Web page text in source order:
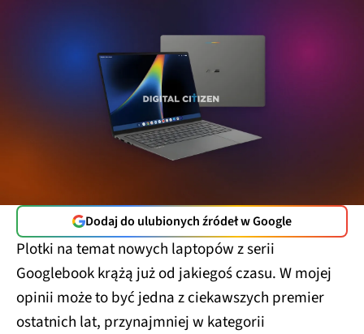
Dodaj do ulubionych źródeł w Google
Plotki na temat nowych laptopów z serii
Googlebook krążą już od jakiegoś czasu. W mojej
opinii może to być jedna z ciekawszych premier
ostatnich lat, przynajmniej w kategorii